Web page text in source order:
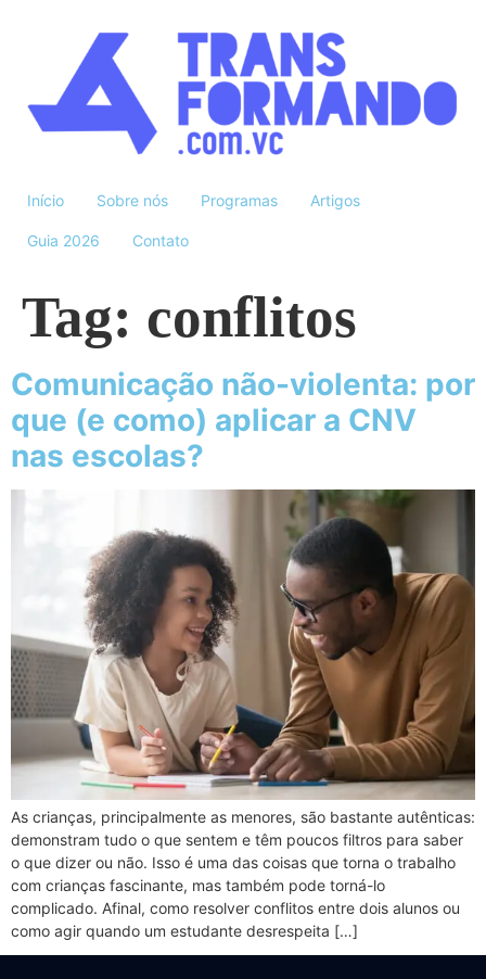
Início Sobre nós Programas Artigos
Guia 2026 Contato
Tag: conflitos
Comunicação não-violenta: por
que (e como) aplicar a CNV
nas escolas?
As crianças, principalmente as menores, são bastante autênticas:
demonstram tudo o que sentem e têm poucos filtros para saber
o que dizer ou não. Isso é uma das coisas que torna o trabalho
com crianças fascinante, mas também pode torná-lo
complicado. Afinal, como resolver conflitos entre dois alunos ou
como agir quando um estudante desrespeita […]